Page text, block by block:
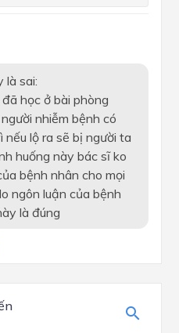
là sai:
học ở bài phòng
nhiễm bệnh có
lộ ra sẽ bị người ta
huống này bác sĩ ko
bệnh nhân cho mọi
ngôn luận của bệnh
là đúng